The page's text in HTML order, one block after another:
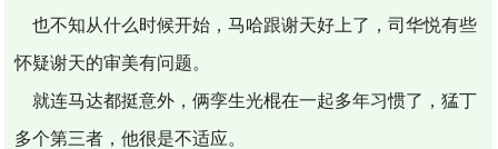
也不知从什么时候开始，马哈跟谢天好上了，司华悦有些
怀疑谢天的审美有问题。
就连马达都挺意外，俩孪生光棍在一起多年习惯了，猛丁
多个第三者，他很是不适应。